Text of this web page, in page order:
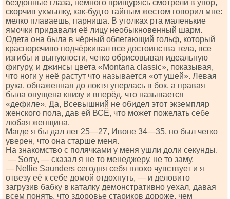
бездонные глаза, немного прищурясь смотрели в упор,
скорчив ухмылку, как-будто тайным жестом говорил мне:
мелко плаваешь, парниша. В уголках рта маленькие
ямочки придавали её лицу необыкновенный шарм.
Одета она была в чёрный облегающий гольф, который
красноречиво подчёркивал все достоинства тела, все
изгибы и выпуклости, четко обрисовывая идеальную
фигуру, и джинсы цвета «Моntаnа сlаssiс», показывая,
что ноги у неё растут что называется «от ушей». Левая
рука, обнаженная до локтя уперлась в бок, а правая
была опущена книзу и вперёд, что называется
«дефиле». Да, Всевышний не обидел этот экземпляр
женского пола, дав ей ВСЁ, что может пожелать себе
любая женщина.
Магде я бы дал лет 25—27, Ивоне 34—35, но был четко
уверен, что она старше меня.
На знакомство с полячками у меня ушли доли секунды.
— Sоrry, — сказал я не то менеджеру, не то заму,
— Nеlliе Sаundеrs сегодня себя плохо чувствует и я
отвезу её к себе домой отдохнуть, — и деловито
загрузив бабку в каталку демонстративно уехал, давая
всем понять, что здоровье стариков дороже, чем